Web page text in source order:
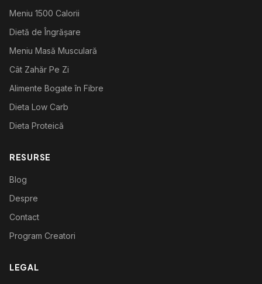
Meniu 1500 Calorii
Dietă de Îngrășare
Meniu Masă Musculară
Cât Zahăr Pe Zi
Alimente Bogate în Fibre
Dieta Low Carb
Dieta Proteică
RESURSE
Blog
Despre
Contact
Program Creatori
LEGAL